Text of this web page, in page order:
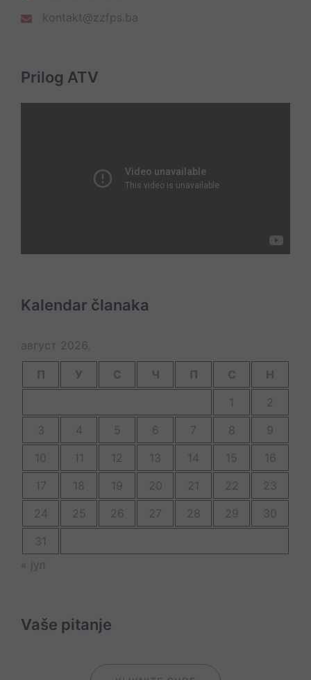
kontakt@zzfps.ba
Prilog ATV
Kalendar članaka
август 2026.
П У С Ч П С
Н
1
2
3
4 5 6 7 8
9
10
11 12 13 14 15
16
17
18 19 20 21 22
23
24
25 26 27 28 29
30
31
« јул
Vaše pitanje